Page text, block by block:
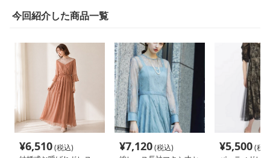
今回紹介した商品一覧
¥6,510(税込)
¥7,120(税込)
¥5,500(税